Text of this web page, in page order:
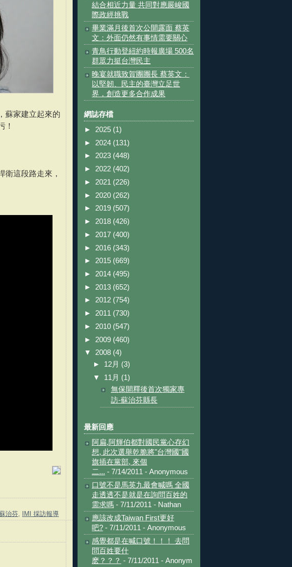
蘇家建立起來的
！
衛這段路走來，
治芬 IMI 採訪報導
結合相近力量 共同對應嚴峻國
際政經挑戰
畢業滿月後首次公開露面 蔡英
文：外面仍然有事情需要關心
青鳥行動登紐約時報廣場 500名
群眾力挺台灣民主
晚宴就職致賀團團長 蔡英文：
以堅韌、民主的臺灣立足世
界，創造更多合作成果
網誌存檔
► 2025 (1)
► 2024 (131)
► 2023 (448)
► 2022 (402)
► 2021 (226)
► 2020 (262)
► 2019 (507)
► 2018 (426)
► 2017 (400)
► 2016 (343)
► 2015 (669)
► 2014 (495)
► 2013 (652)
► 2012 (754)
► 2011 (730)
► 2010 (547)
► 2009 (460)
▼ 2008 (4)
► 12月 (3)
▼ 11月 (1)
無保開釋後首次獨家專
訪-蘇治芬縣長
最新回應
阿扁,阿輝伯都對國民黨心存幻
想, 此次選舉乾脆將"台灣國"國
旗插在黨部, 來個
二... - 7/14/2011 - Anonymous
口號不是馬英九最會喊嗎 全國
走透透不是就是在詢問百姓的
需求嗎 - 7/11/2011 - Nathan
應該改成Taiwan First更好
吧? - 7/11/2011 - Anonymous
感覺都是在喊口號！！！ 去問
問百姓要什
麽？？？ - 7/11/2011 - Anonym